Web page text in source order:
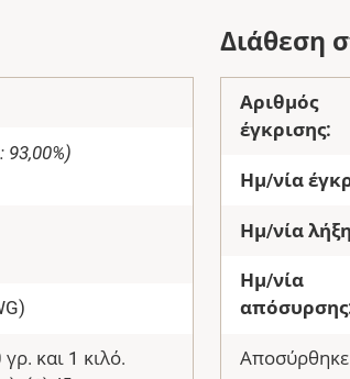
93,00%)
και 1 κιλό.
Διάθεση
Αριθμός
έγκρισης:
Ημ/νία
Ημ/νία
Ημ/νία
Αποσύρθηκε